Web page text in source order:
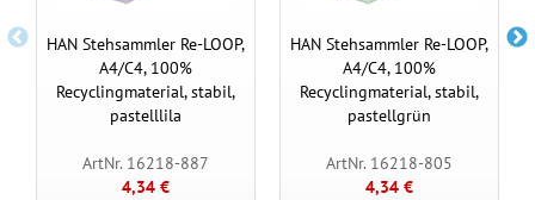
HAN Stehsammler Re-LOOP,
A4/C4, 100%
Recyclingmaterial, stabil,
pastelllila
ArtNr. 16218-887
4,34 €
HAN Stehsammler Re-LOOP,
A4/C4, 100%
Recyclingmaterial, stabil,
pastellgrün
ArtNr. 16218-805
4,34 €